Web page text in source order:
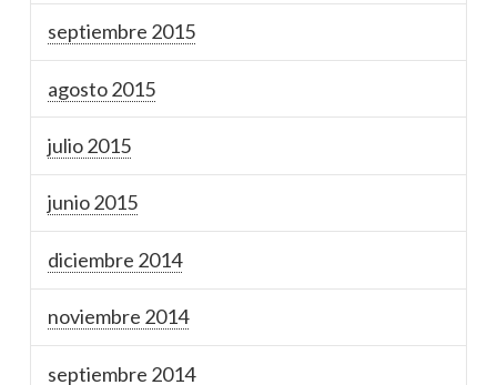
septiembre 2015
agosto 2015
julio 2015
junio 2015
diciembre 2014
noviembre 2014
septiembre 2014